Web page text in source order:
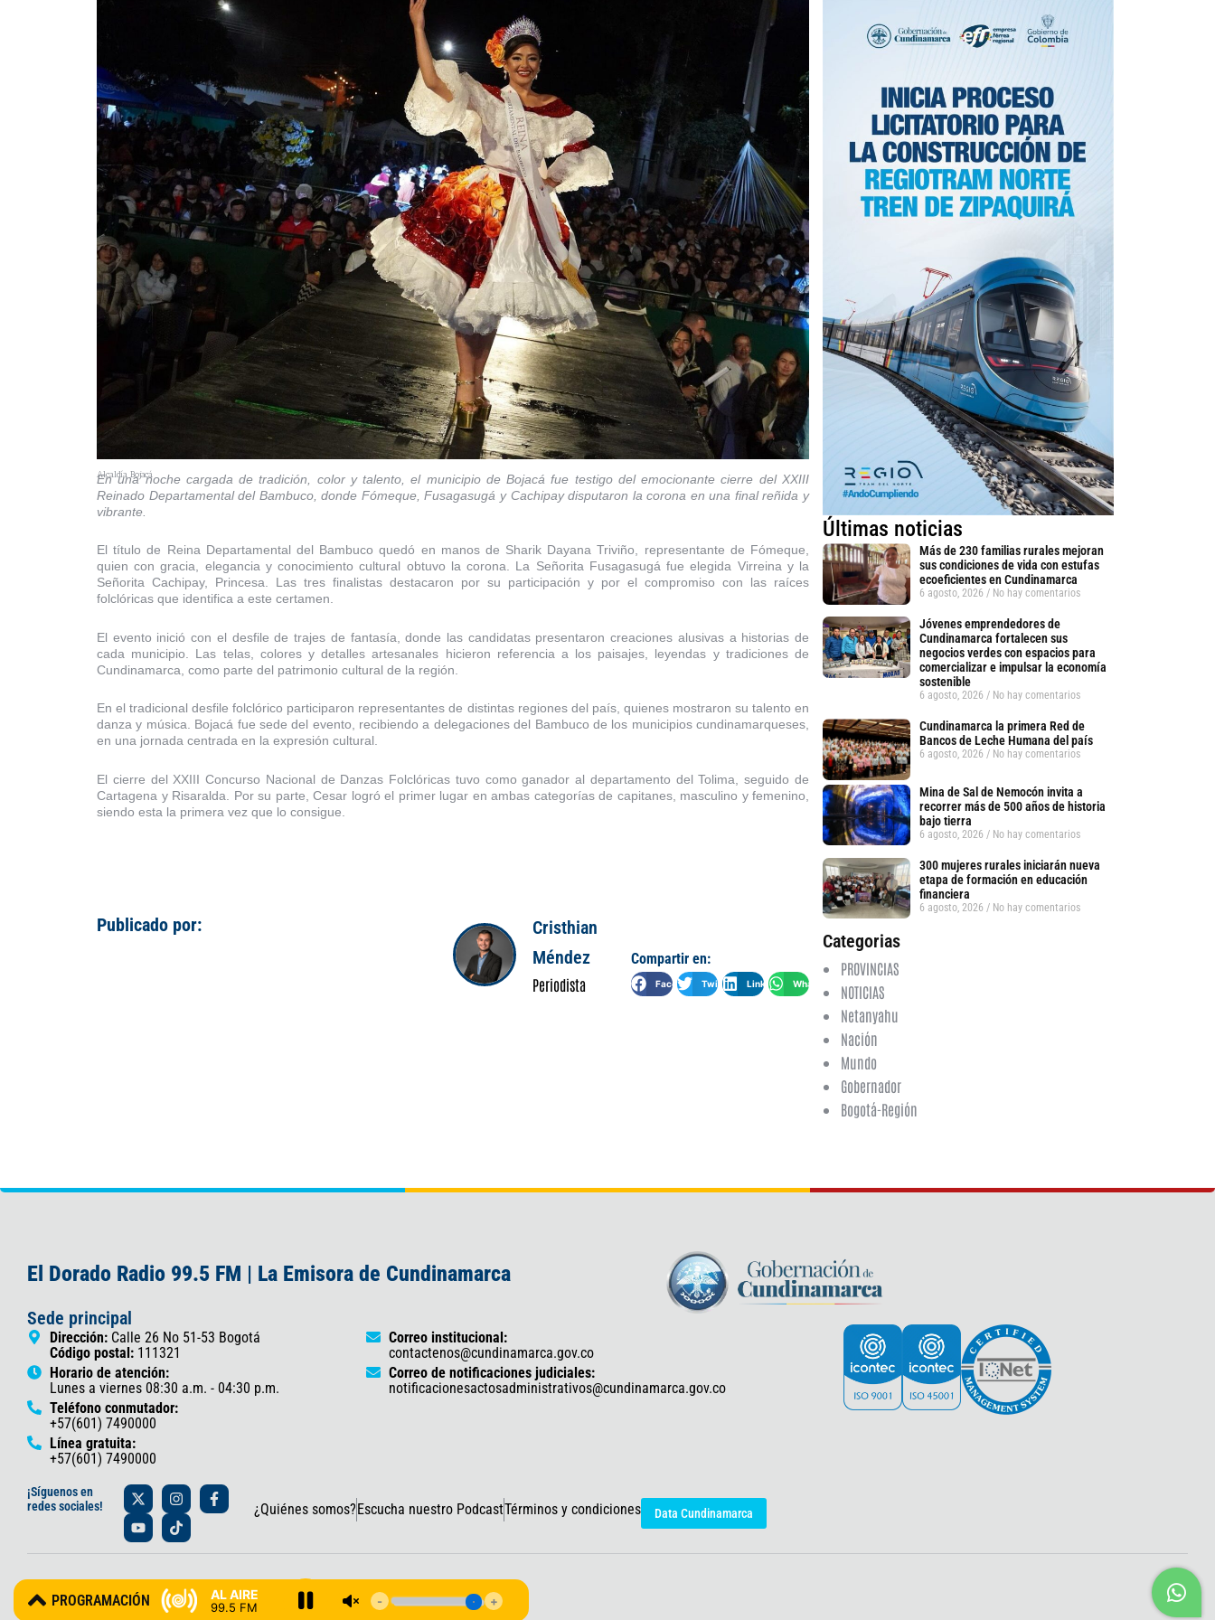
Alcaldía Bojacá
En una noche cargada de tradición, color y talento, el municipio de Bojacá fue testigo del emocionante cierre del XXIII
Reinado Departamental del Bambuco, donde Fómeque, Fusagasugá y Cachipay disputaron la corona en una final reñida y
vibrante.
El título de Reina Departamental del Bambuco quedó en manos de Sharik Dayana Triviño, representante de Fómeque,
quien con gracia, elegancia y conocimiento cultural obtuvo la corona. La Señorita Fusagasugá fue elegida Virreina y la
Señorita Cachipay, Princesa. Las tres finalistas destacaron por su participación y por el compromiso con las raíces
folclóricas que identifica a este certamen.
El evento inició con el desfile de trajes de fantasía, donde las candidatas presentaron creaciones alusivas a historias de
cada municipio. Las telas, colores y detalles artesanales hicieron referencia a los paisajes, leyendas y tradiciones de
Cundinamarca, como parte del patrimonio cultural de la región.
En el tradicional desfile folclórico participaron representantes de distintas regiones del país, quienes mostraron su talento en
danza y música. Bojacá fue sede del evento, recibiendo a delegaciones del Bambuco de los municipios cundinamarqueses,
en una jornada centrada en la expresión cultural.
El cierre del XXIII Concurso Nacional de Danzas Folclóricas tuvo como ganador al departamento del Tolima, seguido de
Cartagena y Risaralda. Por su parte, Cesar logró el primer lugar en ambas categorías de capitanes, masculino y femenino,
siendo esta la primera vez que lo consigue.
Publicado por:
Cristhian
Méndez
Periodista
Compartir en:
Facebook Twitter LinkedIn WhatsApp
Últimas noticias
Más de 230 familias rurales mejoran
sus condiciones de vida con estufas
ecoeficientes en Cundinamarca
6 agosto, 2026 No hay comentarios
Jóvenes emprendedores de
Cundinamarca fortalecen sus
negocios verdes con espacios para
comercializar e impulsar la economía
sostenible
6 agosto, 2026 No hay comentarios
Cundinamarca la primera Red de
Bancos de Leche Humana del país
6 agosto, 2026 No hay comentarios
Mina de Sal de Nemocón invita a
recorrer más de 500 años de historia
bajo tierra
6 agosto, 2026 No hay comentarios
300 mujeres rurales iniciarán nueva
etapa de formación en educación
financiera
6 agosto, 2026 No hay comentarios
Categorias
PROVINCIAS
NOTICIAS
Netanyahu
Nación
Mundo
Gobernador
Bogotá-Región
El Dorado Radio 99.5 FM | La Emisora de Cundinamarca
Sede principal
Dirección: Calle 26 No 51-53 Bogotá
Código postal: 111321
Horario de atención:
Lunes a viernes 08:30 a.m. - 04:30 p.m.
Teléfono conmutador:
+57(601) 7490000
Línea gratuita:
+57(601) 7490000
Correo institucional:
contactenos@cundinamarca.gov.co
Correo de notificaciones judiciales:
notificacionesactosadministrativos@cundinamarca.gov.co
AL AIRE
99.5 FM
¡Síguenos en
redes sociales!
X
-
t
w
i
t
e
r
I
n
s
t
a
r
a
m
F
a
c
o
k
-
Y
o
u
t
u
e
T
i
k
t
o
¿Quiénes somos?Escucha nuestro PodcastTérminos y condiciones Data Cundinamarca
© 2025 Gobernación de Cundinamarca – Oficina de Prensa y Comunicaciones
PROGRAMACIÓN